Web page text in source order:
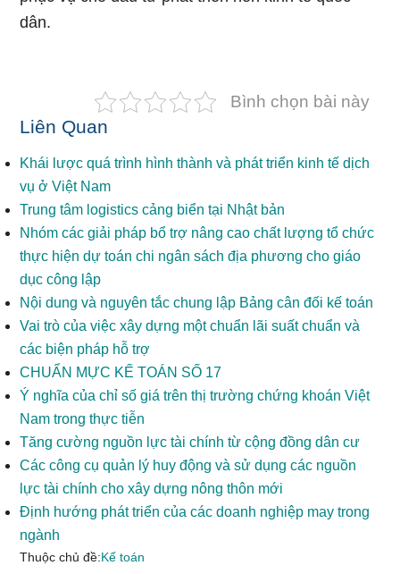
dân.
Bình chọn bài này
Liên Quan
Khái lược quá trình hình thành và phát triển kinh tế dịch
vụ ở Việt Nam
Trung tâm logistics cảng biển tại Nhật bản
Nhóm các giải pháp bổ trợ nâng cao chất lượng tổ chức
thực hiện dự toán chi ngân sách địa phương cho giáo
dục công lập
Nội dung và nguyên tắc chung lập Bảng cân đối kế toán
Vai trò của việc xây dựng một chuẩn lãi suất chuẩn và
các biện pháp hỗ trợ
CHUẨN MỰC KẾ TOÁN SỐ 17
Ý nghĩa của chỉ số giá trên thị trường chứng khoán Việt
Nam trong thực tiễn
Tăng cường nguồn lực tài chính từ cộng đồng dân cư
Các công cụ quản lý huy động và sử dụng các nguồn
lực tài chính cho xây dựng nông thôn mới
Định hướng phát triển của các doanh nghiệp may trong
ngành
Thuộc chủ đề:Kế toán